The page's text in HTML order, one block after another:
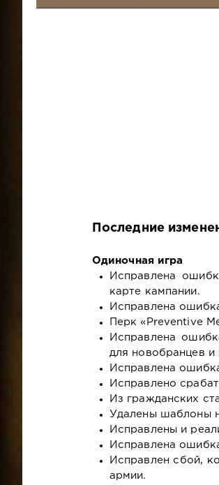
Последние
Одиночная игра
Исправлена
карте кампании.
Исправлена
Перк «Preventive
Исправлена
для новобранцев и
Исправлена
Исправлено
Из гражданских
Удалены шаблоны
Исправлены и
Исправлена
Исправлен сбой,
армии.